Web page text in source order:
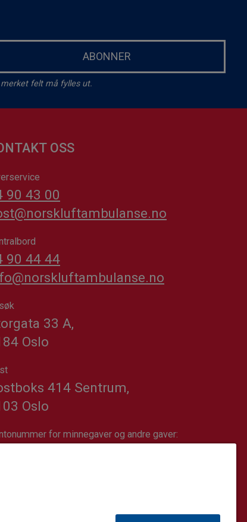
ABONNER
felt må fylles ut.
OSS
90 43 00
90 44 44
33 A,
Oslo
414 Sentrum,
Oslo
for minnegaver og andre gaver: